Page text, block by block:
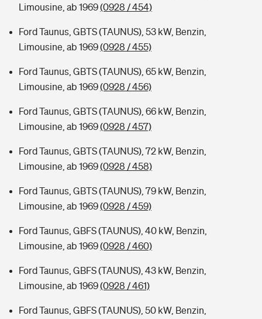
Limousine, ab 1969(0928 / 454)
Ford Taunus, GBTS (TAUNUS), 53 kW, Benzin,
Limousine, ab 1969(0928 / 455)
Ford Taunus, GBTS (TAUNUS), 65 kW, Benzin,
Limousine, ab 1969(0928 / 456)
Ford Taunus, GBTS (TAUNUS), 66 kW, Benzin,
Limousine, ab 1969(0928 / 457)
Ford Taunus, GBTS (TAUNUS), 72 kW, Benzin,
Limousine, ab 1969(0928 / 458)
Ford Taunus, GBTS (TAUNUS), 79 kW, Benzin,
Limousine, ab 1969(0928 / 459)
Ford Taunus, GBFS (TAUNUS), 40 kW, Benzin,
Limousine, ab 1969(0928 / 460)
Ford Taunus, GBFS (TAUNUS), 43 kW, Benzin,
Limousine, ab 1969(0928 / 461)
Ford Taunus, GBFS (TAUNUS), 50 kW, Benzin,